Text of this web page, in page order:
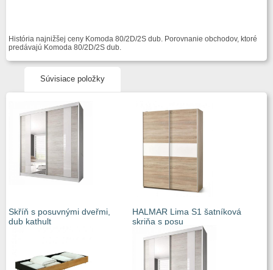
História najnižšej ceny Komoda 80/2D/2S dub. Porovnanie obchodov, ktoré
predávajú Komoda 80/2D/2S dub.
Súvisiace položky
Skříň s posuvnými dveřmi,
dub kathult
HALMAR Lima S1 šatníková
skriňa s posu